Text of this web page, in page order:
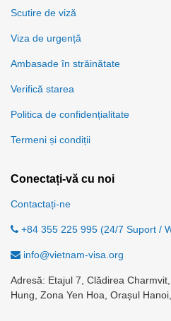
Scutire de viză
Viza de urgență
Ambasade în străinătate
Verifică starea
Politica de confidențialitate
Termeni și condiții
Conectați-vă cu noi
Contactați-ne
+84 355 225 995 (24/7 Suport /
info@vietnam-visa.org
Adresă: Etajul 7, Clădirea
Hung, Zona Yen Hoa, Orașul